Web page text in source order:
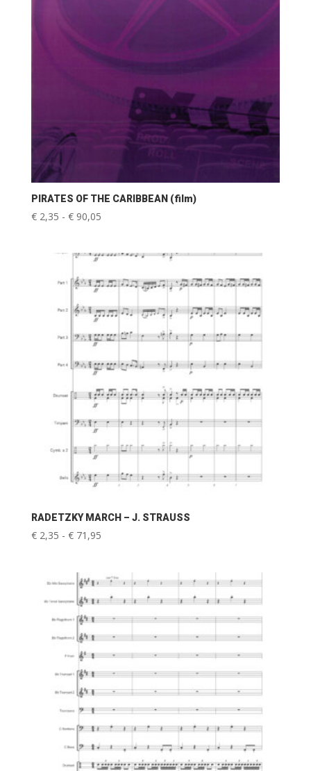
PIRATES OF THE CARIBBEAN (film)
€2,35 - €90,05Prijsklasse:
RADETZKY MARCH – J. STRAUSS
€2,35 - €71,95Prijsklasse:
€ 71,95